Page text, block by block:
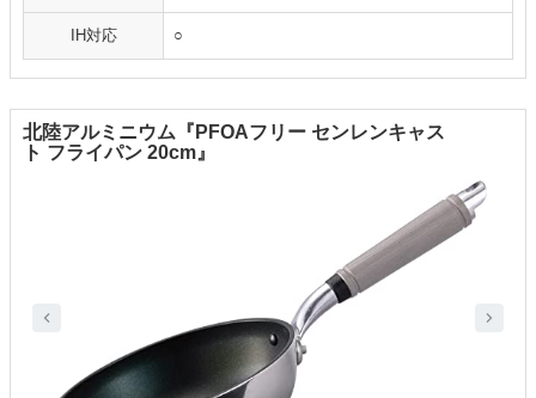
IH対応 ○
北陸アルミニウム『PFOAフリー センレンキャス
ト フライパン 20cm』